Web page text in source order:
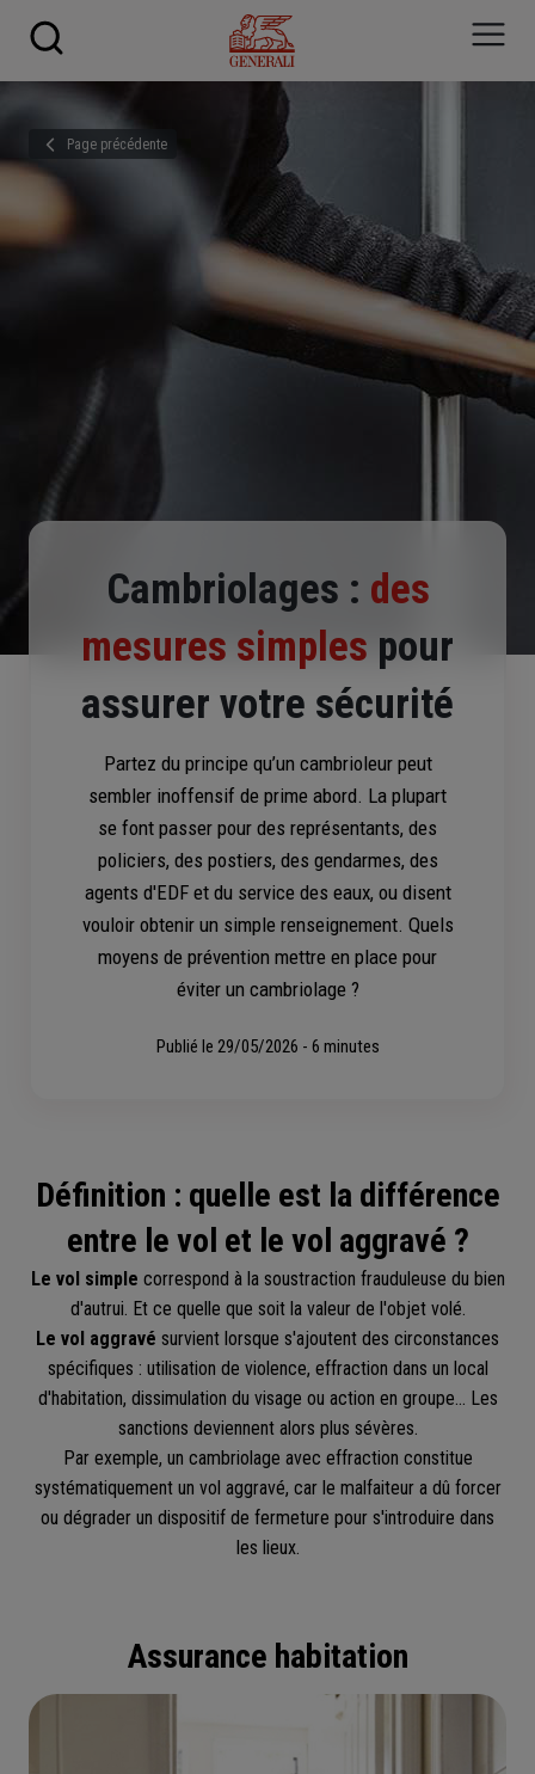
Page précédente
Cambriolages : des
mesures simples pour
assurer votre sécurité
Partez du principe qu’un cambrioleur peut
sembler inoffensif de prime abord. La plupart
se font passer pour des représentants, des
policiers, des postiers, des gendarmes, des
agents d'EDF et du service des eaux, ou disent
vouloir obtenir un simple renseignement. Quels
moyens de prévention mettre en place pour
éviter un cambriolage ?
Publié le 29/05/2026 - 6 minutes
Définition : quelle est la différence
entre le vol et le vol aggravé ?
Le vol simple correspond à la soustraction frauduleuse du bien
d'autrui. Et ce quelle que soit la valeur de l'objet volé.
Le vol aggravé survient lorsque s'ajoutent des circonstances
spécifiques : utilisation de violence, effraction dans un local
d'habitation, dissimulation du visage ou action en groupe... Les
sanctions deviennent alors plus sévères.
Par exemple, un cambriolage avec effraction constitue
systématiquement un vol aggravé, car le malfaiteur a dû forcer
ou dégrader un dispositif de fermeture pour s'introduire dans
les lieux.
Assurance habitation